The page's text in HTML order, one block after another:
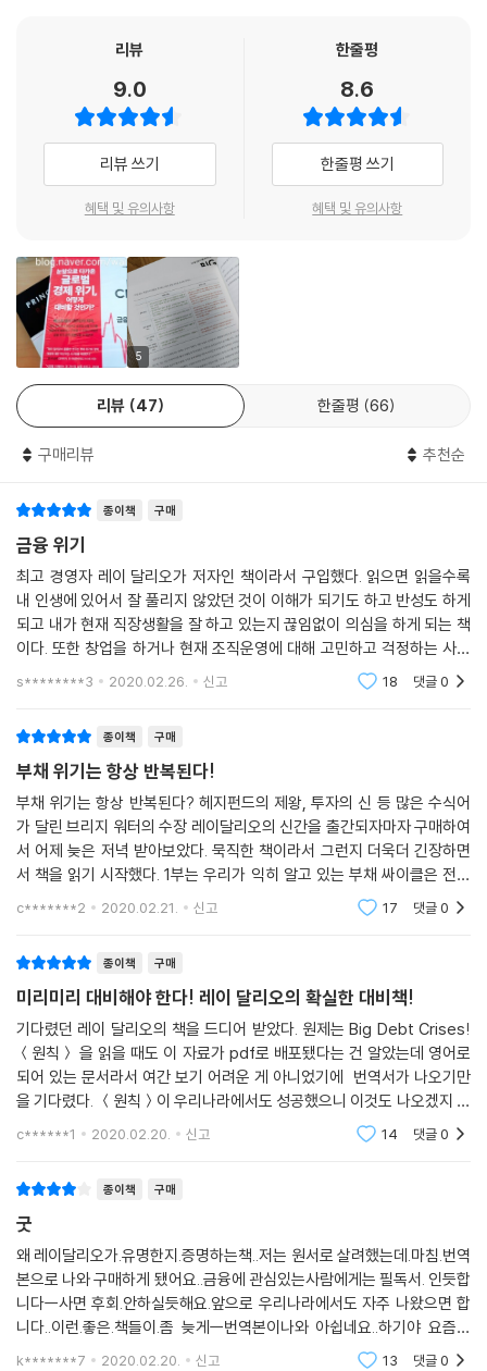
워렌 버핏이 "리스크는 당신이 무엇을 하고 있는지 모르는 데서 온다"고 말
한 것처럼 우리는 경기를 이해하도록 노력해야 한다.
그래서 이 책은 오늘날 우리가 살고 있는 세상을 이해하기 위해 반드시 읽
어야 할 책이다. 나는 레이 달리오가 평범한 독자들도 이해할 수 있는 간단
한 언어로 매우 복잡한 금융 세계를 설명하여 인과 관계를 알게 해주는 포
괄적인 리뷰를 제공했다는 것에 매우 감사한다. - 아마존 MI* 님의 서평 중
내가 읽은 경제학 책 중 가장 훌륭하다. 이 책은 위기가 닥쳤을 때 자신을
보호하기 위해 무엇을 해야 하는가를 스스로 결정할 수 있게 해준다. - 아
마존 Paul R. Chit*** 님의 서평 중에서
훌륭하게 쓰여져 있고 매우 유익하다. 시장, 정부 경제 정책 등에 관심이 있
는 사람이라면 누구나 읽을 만한 책이다. - 아마존 독자 서평 중에서
금융 위기에 대한 기념비적인 연구를 공유해 준 레이 달리오에게 감사한
자들을 대형 금융 위기 분석에 깊이 끌어들인다.
이 기념비적인 작품을 신선하게 만드는 것은 저자가 비전문가를 위해 불명
확한 경제 용어를 해독하여 주려는 열정과 가르침에 대한 재능을 가지고
있다는 점이다.
경제와 금융 시스템이 어떻게 우리의 세계를 형성하는지 알고 싶은 모든
사람들에게 열렬하게 추천된 책이다. - 아마존 And* 님의 서평
결하기 위한 중앙은행 및 정부의 정책 조치에 대한 실질적인 지침이 될 것"
- 팀 가이트너 (전 미국 재무부 장관)
리뷰
9.0
리뷰 쓰기
혜택 및 유의사항
한줄평
8.6
한줄평 쓰기
혜택 및 유의사항
5
리뷰 47 한줄평 66
구매리뷰 추천순
종이책 구매
금융 위기
최고 경영자 레이 달리오가 저자인 책이라서 구입했다. 읽으면 읽을수록
내 인생에 있어서 잘 풀리지 않았던 것이 이해가 되기도 하고 반성도 하게
되고 내가 현재 직장생활을 잘 하고 있는지 끊임없이 의심을 하게 되는 책
이다. 또한 창업을 하거나 현재 조직운영에 대해 고민하고 걱정하는 사람
들은 꼭 읽었으면 하는 책이다. 제목에서 받은 느낌 그대로 책 내용도 상당
s********3 2020.02.26. 신고 18 댓글0
종이책 구매
부채 위기는 항상 반복된다!
부채 위기는 항상 반복된다? 헤지펀드의 제왕, 투자의 신 등 많은 수식어
가 달린 브리지 워터의 수장 레이달리오의 신간을 출간되자마자 구매하여
서 어제 늦은 저녁 받아보았다. 묵직한 책이라서 그런지 더욱더 긴장하면
서 책을 읽기 시작했다. 1부는 우리가 익히 알고 있는 부채 싸이클은 전형
적인 패턴이 있다는 것인데, 흥미로운 점은 2부, 3부에서 확연하게 드러나
c*******2 2020.02.21. 신고 17 댓글0
종이책 구매
미리미리 대비해야 한다! 레이 달리오의 확실한 대비책!
기다렸던 레이 달리오의 책을 드디어 받았다. 원제는 Big Debt Crises!
＜원칙＞ 을 읽을 때도 이 자료가 pdf로 배포됐다는 건 알았는데 영어로
되어 있는 문서라서 여간 보기 어려운 게 아니었기에 번역서가 나오기만
을 기다렸다. ＜원칙＞이 우리나라에서도 성공했으니 이것도 나오겠지 하
는 막연한 기다림^^ 그리고 역시나 책이 나와서 반가운 마음에 구매했
c******1 2020.02.20. 신고 14 댓글0
종이책 구매
굿
왜 레이달리오가.유명한지.증명하는책..저는 원서로 살려했는데.마침.번역
본으로 나와 구매하게 됐어요..금융에 관심있는사람에게는 필독서. 인듯합
니다ㅡ사면 후회.안하실듯해요.앞으로 우리나라에서도 자주 나왔으면 합
니다..이런.좋은.책들이.좀 늦게ㅡ번역본이나와 아쉽네요..하기야 요즘은
이렇게라도 니오니 넘 좋네요.ㅡ암 튼 전 이 책 강추합니다
k*******7 2020.02.20. 신고 13 댓글0